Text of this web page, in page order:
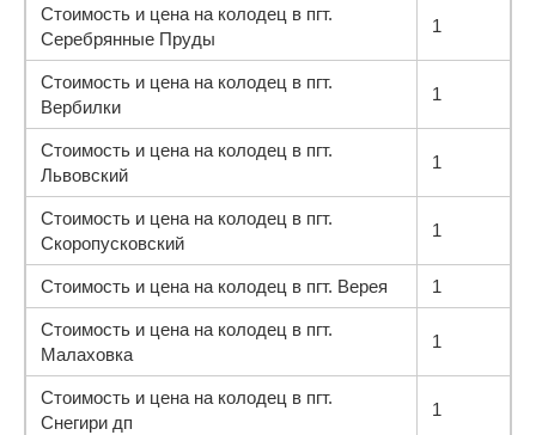
Стоимость и цена на колодец в пгт.
Серебрянные Пруды
1
Стоимость и цена на колодец в пгт.
Вербилки
1
Стоимость и цена на колодец в пгт.
Львовский
1
Стоимость и цена на колодец в пгт.
Скоропусковский
1
Стоимость и цена на колодец в пгт. Верея 1
Стоимость и цена на колодец в пгт.
Малаховка
1
Стоимость и цена на колодец в пгт.
Снегири дп
1